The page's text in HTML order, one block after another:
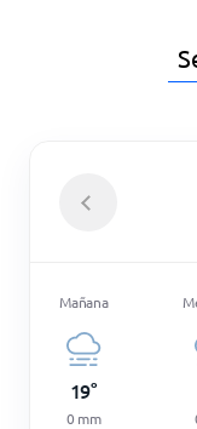
Mañana
19°
0 mm